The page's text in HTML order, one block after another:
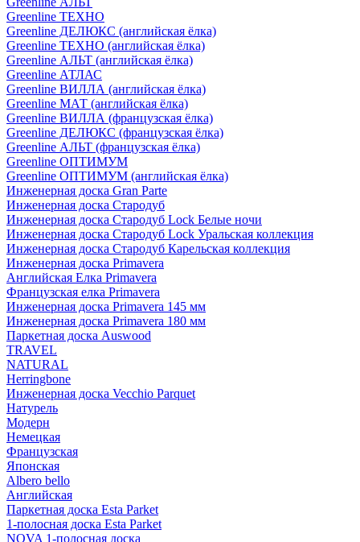
Greenline ТЕХНО
Greenline ДЕЛЮКС (английская ёлка)
Greenline ТЕХНО (английская ёлка)
Greenline АЛЬТ (английская ёлка)
Greenline АТЛАС
Greenline ВИЛЛА (английская ёлка)
Greenline МАТ (английская ёлка)
Greenline ВИЛЛА (французская ёлка)
Greenline ДЕЛЮКС (французская ёлка)
Greenline АЛЬТ (французская ёлка)
Greenline ОПТИМУМ
Greenline ОПТИМУМ (английская ёлка)
Инженерная доска Gran Parte
Инженерная доска Стародуб
Инженерная доска Стародуб Lock Белые ночи
Инженерная доска Стародуб Lock Уральская коллекция
Инженерная доска Стародуб Карельская коллекция
Инженерная доска Primavera
Английская Елка Primavera
Французская елка Primavera
Инженерная доска Primavera 145 мм
Инженерная доска Primavera 180 мм
Паркетная доска Auswood
TRAVEL
NATURAL
Herringbone
Инженерная доска Vecchio Parquet
Натурель
Модерн
Немецкая
Французская
Японская
Albero bello
Английская
Паркетная доска Esta Parket
1-полосная доска Esta Parket
NOVA 1-полосная доска